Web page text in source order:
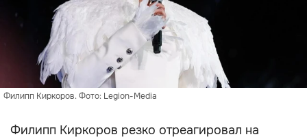
Филипп Киркоров. Фото: Legion-Media
Филипп Киркоров резко отреагировал на